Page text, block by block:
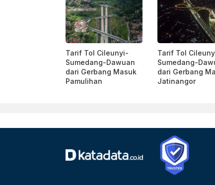
Tarif Tol Cileunyi-
Sumedang-Dawuan
dari Gerbang Masuk
Pamulihan
Tarif Tol
Sumedang-
dari Gerbang
Jatinangor